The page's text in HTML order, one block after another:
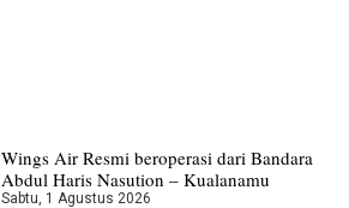
Wings Air Resmi beroperasi dari Bandara
Abdul Haris Nasution – Kualanamu
Sabtu, 1 Agustus 2026